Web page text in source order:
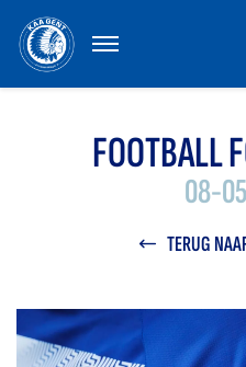
MENU
FOOTBALL
08-
TERUG